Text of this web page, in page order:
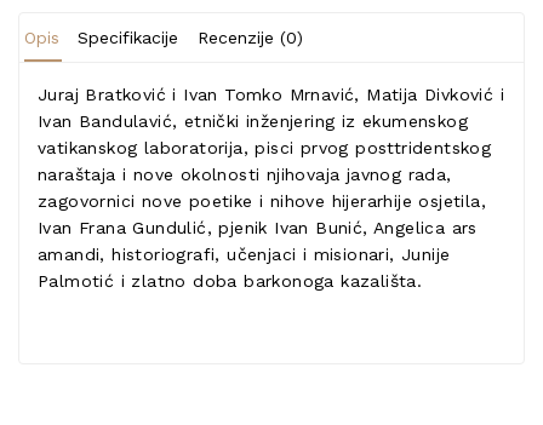
Opis Specifikacije Recenzije (0)
Juraj Bratković i Ivan Tomko Mrnavić, Matija Divković i
Ivan Bandulavić, etnički inženjering iz ekumenskog
vatikanskog laboratorija, pisci prvog posttridentskog
naraštaja i nove okolnosti njihovaja javnog rada,
zagovornici nove poetike i nihove hijerarhije osjetila,
Ivan Frana Gundulić, pjenik Ivan Bunić, Angelica ars
amandi, historiografi, učenjaci i misionari, Junije
Palmotić i zlatno doba barkonoga kazališta.